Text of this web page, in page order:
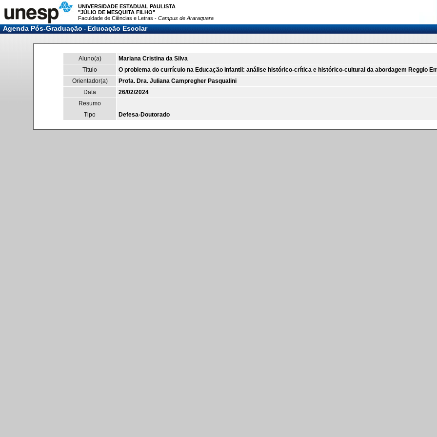
UNIVERSIDADE ESTADUAL PAULISTA
"JÚLIO DE MESQUITA FILHO"
Faculdade de Ciências e Letras - Campus de Araraquara
Agenda Pós-Graduação-Educação Escolar
Aluno(a)
Mariana Cristina da Silva
Titulo
O problema do currículo na Educação Infantil: análise histórico-crítica e histórico-cultural da abordagem Reggio
Orientador(a)
Profa. Dra. Juliana Campregher Pasqualini
Data
26/02/2024
Resumo
Tipo
Defesa-Doutorado